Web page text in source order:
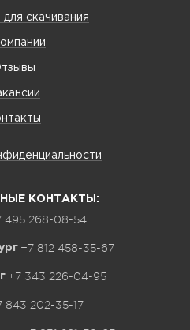
скачивания
КОНТАКТЫ:
495 268-08-54
+7 812 458-35-67
+7 343 226-04-95
843 202-35-17